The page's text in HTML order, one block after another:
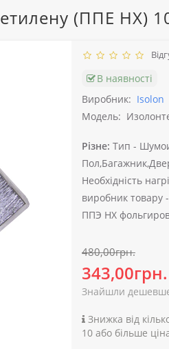
(ППЕ
В наявності
Виробник: Isolon
Модель:
Різне: Тип -
Необхідність
виробник товару -
ППЭ НХ
480,00грн.
343,00грн.
Знайшли
Знижка від
10 або більше